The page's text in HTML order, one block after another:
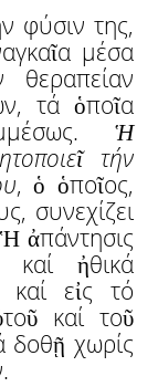
φύσιν της,
μέσα
τά ὁποῖα
Ἡ
ῖτήν
, ὁ ὁποῖος,
συνεχίζει
ἀπάντησις
καί ἠθικά
εἰς τό
καί τοῦ
δοθῇ χωρίς